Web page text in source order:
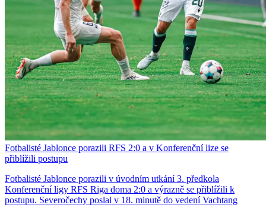
Fotbalisté Jablonce porazili RFS 2:0 a v Konferenční lize se
přiblížili postupu
Fotbalisté Jablonce porazili v úvodním utkání 3. předkola
Konferenční ligy RFS Riga doma 2:0 a výrazně se přiblížili k
postupu. Severočechy poslal v 18. minutě do vedení Vachtang